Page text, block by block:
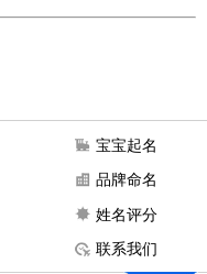
宝宝起名
品牌命名
姓名评分
联系我们